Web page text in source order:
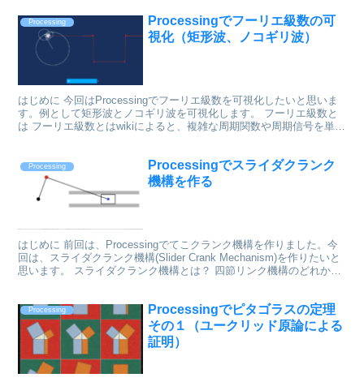
Processing
Processingでフーリエ級数の可
視化（矩形波、ノコギリ波）
はじめに 今回はProcessingでフーリエ級数を可視化したいと思いま
す。例として矩形波とノコギリ波を可視化します。 フーリエ級数と
は フーリエ級数とはwikiによると、複雑な周期関数や周期信号を単純
Processing
Processingでスライダクランク
機構を作る
はじめに 前回は、Processingでてこクランク機構を作りました。今
回は、スライダクランク機構(Slider Crank Mechanism)を作りたいと
思います。 スライダクランク機構とは？ 四節リンク機構のどれか一
Processing
Processingでピタゴラスの定理
その１（ユークリッド原論による
証明）